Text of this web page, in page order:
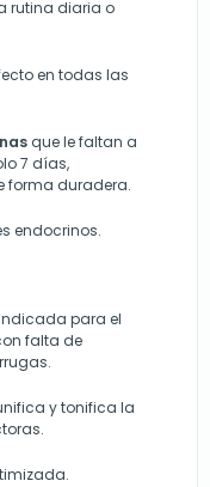
rutina diaria o
en todas las
que le faltan a
7 días,
forma duradera.
endocrinos.
para el
falta de
y tonifica la